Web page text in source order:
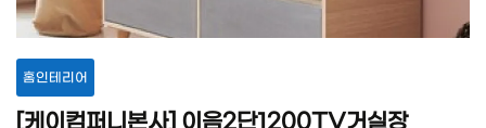
홈인테리어
[케이컴퍼니본사] 이음2단1200TV거실장